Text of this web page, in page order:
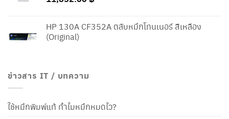
HP 130A CF352A ตลับหมึกโทนเนอร์ สีเหลือง
(Original)
ข่าวสาร IT / บทความ
ใช้หมึกพิมพ์แท้ ทำไมหมึกหมดไว?